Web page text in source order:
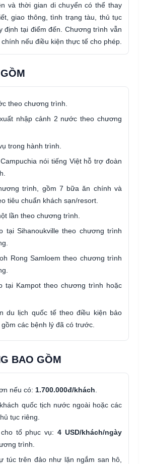
và thời gian di chuyển có thể thay
giao thông, tình trạng tàu, thủ tục
định tại điểm đến. Chương trình vẫn
nếu điều kiện thực tế cho phép.
theo chương trình.
nhập cảnh 2 nước theo chương
trong hành trình.
nói tiếng Việt hỗ trợ đoàn
trình, gồm 7 bữa ăn chính và
tiêu chuẩn khách sạn/resort.
lần theo chương trình.
tại Sihanoukville theo chương trình
Rong Samloem theo chương trình
tại Kampot theo chương trình hoặc
du lịch quốc tế theo điều kiện bảo
các bệnh lý đã có trước.
BAO GỒM
nếu có: 1.700.000đ/khách
quốc tịch nước ngoài hoặc các
tục riêng.
tổ phục vụ:4 USD/khách/ngày
trình.
túc trên đảo như lặn ngắm san hô,